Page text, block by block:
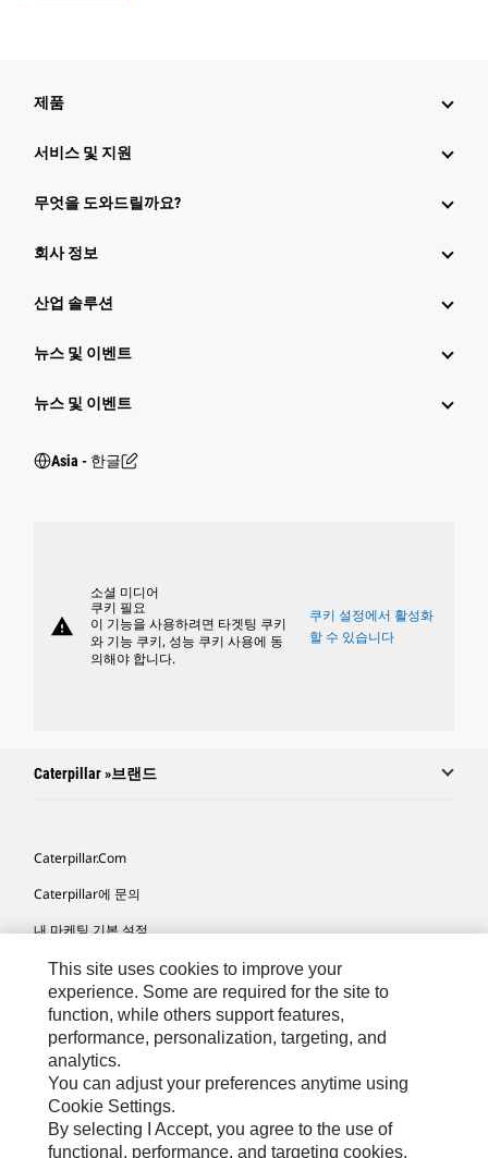
제품
서비스 및 지원
무엇을 도와드릴까요?
회사 정보
산업 솔루션
뉴스 및 이벤트
뉴스 및 이벤트
Asia - 한글
warning
소셜 미디어
쿠키 필요
이 기능을 사용하려면 타겟팅 쿠키
와 기능 쿠키, 성능 쿠키 사용에 동
의해야 합니다.
쿠키 설정에서 활성화
할 수 있습니다
Caterpillar »브랜드
Caterpillar.com
Caterpillar에 문의
내 마케팅 기본 설정
사이트 맵
Cookie Settings
법적 고지
개인정보취급방침
위치정보 이용약관
This site uses cookies to improve your
experience. Some are required for the site to
function, while others support features,
performance, personalization, targeting, and
analytics.
You can adjust your preferences anytime using
Cookie Settings.
By selecting I Accept, you agree to the use of
functional, performance, and targeting cookies.